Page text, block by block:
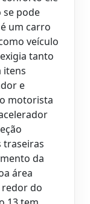
se pode
um carro
veículo
tanto
itens
e
motorista
traseiras
da
área
redor do